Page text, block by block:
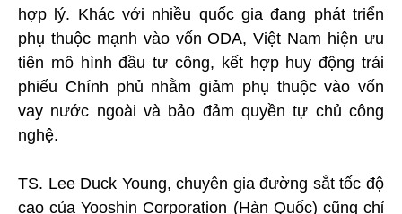
hợp lý. Khác với nhiều quốc gia đang phát triển
phụ thuộc mạnh vào vốn ODA, Việt Nam hiện ưu
tiên mô hình đầu tư công, kết hợp huy động trái
phiếu Chính phủ nhằm giảm phụ thuộc vào vốn
vay nước ngoài và bảo đảm quyền tự chủ công
nghệ.
TS. Lee Duck Young, chuyên gia đường sắt tốc độ
cao của Yooshin Corporation (Hàn Quốc) cũng chỉ